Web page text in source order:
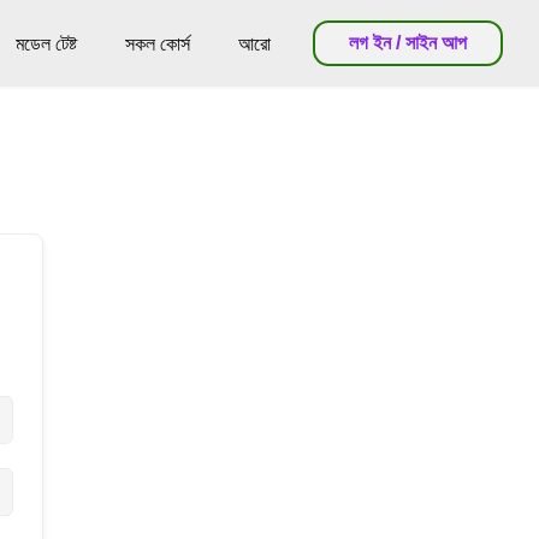
মডেল টেষ্ট সকল কোর্স আরো লগ ইন / সাইন আপ